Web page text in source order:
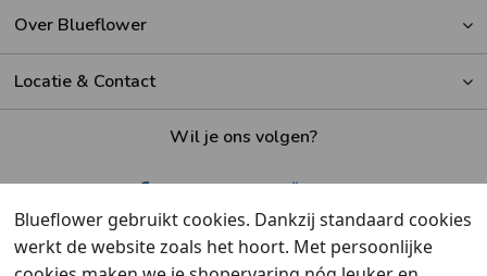
Over Blueflower
Locatie & Contact
Wil je ons volgen?
Beoordeeld met een 9,6 door klanten
Blueflower gebruikt cookies. Dankzij standaard cookies
werkt de website zoals het hoort. Met persoonlijke